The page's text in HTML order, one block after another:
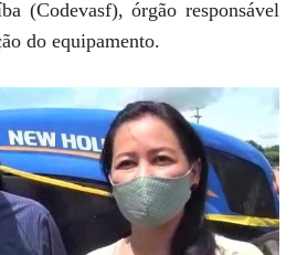
(Codevasf), órgão responsável
do equipamento.